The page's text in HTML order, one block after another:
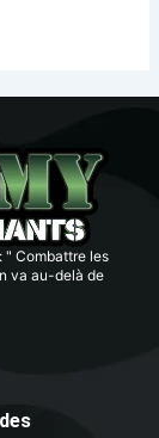
" Combattre les
va au-delà de